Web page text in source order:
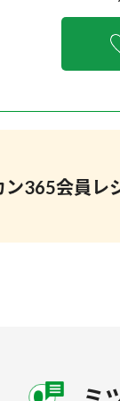
ン365会員 レ